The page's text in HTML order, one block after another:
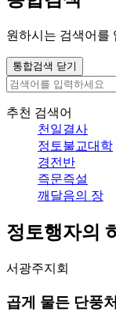
원하시는 검색어를
통합검색 닫기
추천 검색어
천일결사
정토불교대학
경전반
즉문즉설
깨달음의 장
정토행자의
서광주지회
곱게 물든 단풍